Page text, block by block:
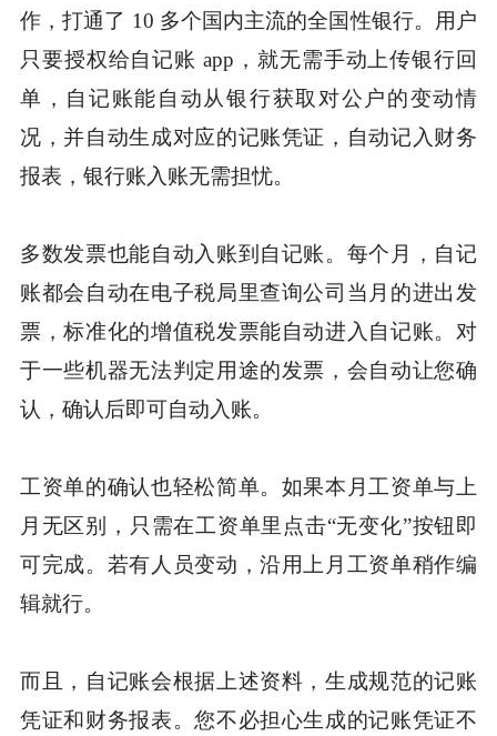
作，打通了 10 多个国内主流的全国性银行。用户
只要授权给自记账 app，就无需手动上传银行回
单，自记账能自动从银行获取对公户的变动情
况，并自动生成对应的记账凭证，自动记入财务
报表，银行账入账无需担忧。
多数发票也能自动入账到自记账。每个月，自记
账都会自动在电子税局里查询公司当月的进出发
票，标准化的增值税发票能自动进入自记账。对
于一些机器无法判定用途的发票，会自动让您确
认，确认后即可自动入账。
工资单的确认也轻松简单。如果本月工资单与上
月无区别，只需在工资单里点击“无变化”按钮即
可完成。若有人员变动，沿用上月工资单稍作编
辑就行。
而且，自记账会根据上述资料，生成规范的记账
凭证和财务报表。您不必担心生成的记账凭证不